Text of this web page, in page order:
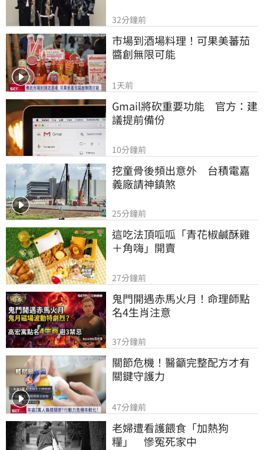
32分鐘前
市場到酒場料理！可果美蕃茄
醬創無限可能
1天前
Gmail將砍重要功能　官方：建
議提前備份
10分鐘前
挖童骨後頻出意外　台積電嘉
義廠請神鎮煞
25分鐘前
這吃法頂呱呱「青花椒鹹酥雞
＋角嗨」開賣
27分鐘前
鬼門開遇赤馬火月！命理師點
名4生肖注意
37分鐘前
關節危機！醫籲完整配方才有
關鍵守護力
47分鐘前
老婦遭看護餵食「加熱狗
糧」　慘冤死家中